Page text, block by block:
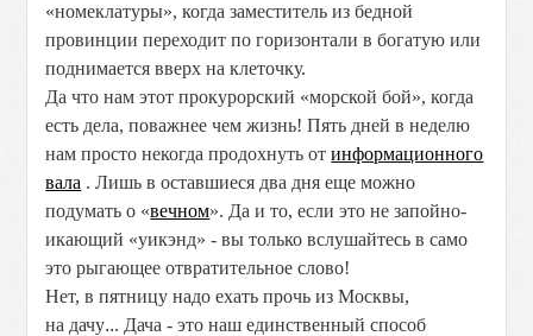
«номеклатуры», когда заместитель из бедной
провинции переходит по горизонтали в богатую или
поднимается вверх на клеточку.
Да что нам этот прокурорский «морской бой», когда
есть дела, поважнее чем жизнь! Пять дней в неделю
нам просто некогда продохнуть отинформационного
вала . Лишь в оставшиеся два дня еще можно
подумать о «вечном». Да и то, если это не запойно-
икающий «уикэнд» - вы только вслушайтесь в само
это рыгающее отвратительное слово!
Нет, в пятницу надо ехать прочь из Москвы,
на дачу... Дача- это наш единственный способ